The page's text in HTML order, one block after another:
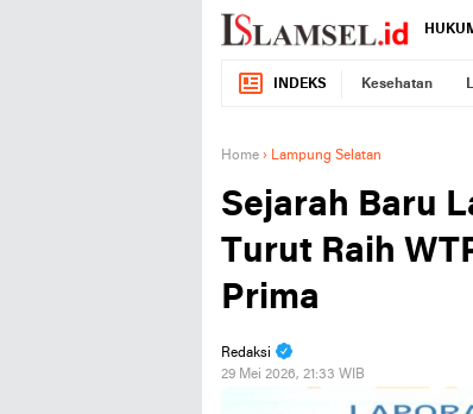
INDEKS Kesehatan
Home › Lampung Selatan
Sejarah Baru
Turut Raih
Prima
Redaksi
29 Mei 2026, 21:33 WIB